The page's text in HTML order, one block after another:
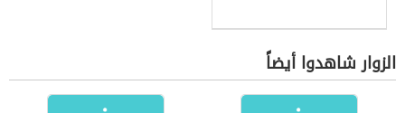
الزوار شاهدوا أيضاً